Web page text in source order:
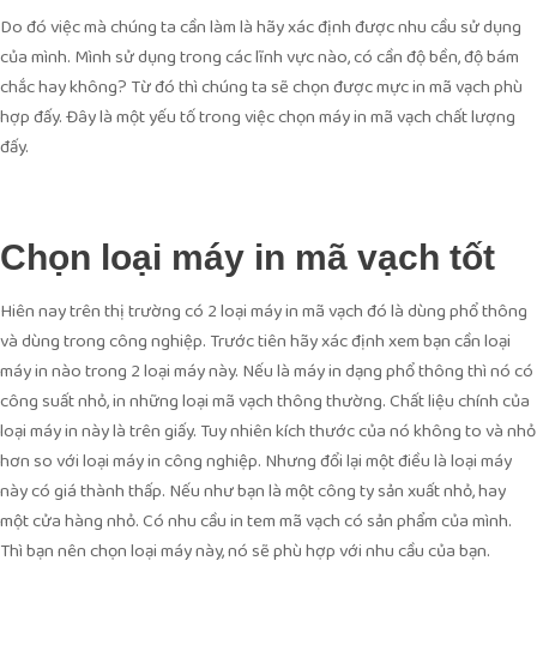
Do đó việc mà chúng ta cần làm là hãy xác định được nhu cầu sử dụng
của mình. Mình sử dụng trong các lĩnh vực nào, có cần độ bền, độ bám
chắc hay không? Từ đó thì chúng ta sẽ chọn được mực in mã vạch phù
hợp đấy. Đây là một yếu tố trong việc chọn máy in mã vạch chất lượng
đấy.
Chọn loại máy in mã vạch tốt
Hiên nay trên thị trường có 2 loại máy in mã vạch đó là dùng phổ thông
và dùng trong công nghiệp. Trước tiên hãy xác định xem bạn cần loại
máy in nào trong 2 loại máy này. Nếu là máy in dạng phổ thông thì nó có
công suất nhỏ, in những loại mã vạch thông thường. Chất liệu chính của
loại máy in này là trên giấy. Tuy nhiên kích thước của nó không to và nhỏ
hơn so với loại máy in công nghiệp. Nhưng đổi lại một điều là loại máy
này có giá thành thấp. Nếu như bạn là một công ty sản xuất nhỏ, hay
một cửa hàng nhỏ. Có nhu cầu in tem mã vạch có sản phẩm của mình.
Thì bạn nên chọn loại máy này, nó sẽ phù hợp với nhu cầu của bạn.